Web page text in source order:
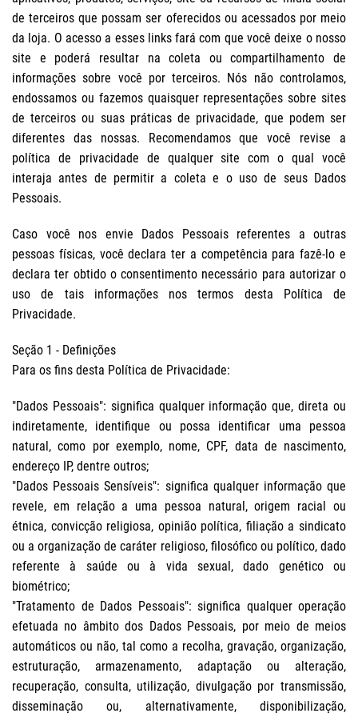
de terceiros que possam ser oferecidos ou acessados por meio
da loja. O acesso a esses links fará com que você deixe o nosso
site e poderá resultar na coleta ou compartilhamento de
informações sobre você por terceiros. Nós não controlamos,
endossamos ou fazemos quaisquer representações sobre sites
de terceiros ou suas práticas de privacidade, que podem ser
diferentes das nossas. Recomendamos que você revise a
política de privacidade de qualquer site com o qual você
interaja antes de permitir a coleta e o uso de seus Dados
Pessoais.
Caso você nos envie Dados Pessoais referentes a outras
pessoas físicas, você declara ter a competência para fazê-lo e
declara ter obtido o consentimento necessário para autorizar o
uso de tais informações nos termos desta Política de
Privacidade.
Seção 1 - Definições
Para os fins desta Política de Privacidade:
"Dados Pessoais": significa qualquer informação que, direta ou
indiretamente, identifique ou possa identificar uma pessoa
natural, como por exemplo, nome, CPF, data de nascimento,
endereço IP, dentre outros;
"Dados Pessoais Sensíveis": significa qualquer informação que
revele, em relação a uma pessoa natural, origem racial ou
étnica, convicção religiosa, opinião política, filiação a sindicato
ou a organização de caráter religioso, filosófico ou político, dado
referente à saúde ou à vida sexual, dado genético ou
biométrico;
"Tratamento de Dados Pessoais": significa qualquer operação
efetuada no âmbito dos Dados Pessoais, por meio de meios
automáticos ou não, tal como a recolha, gravação, organização,
estruturação, armazenamento, adaptação ou alteração,
recuperação, consulta, utilização, divulgação por transmissão,
disseminação ou, alternativamente, disponibilização,